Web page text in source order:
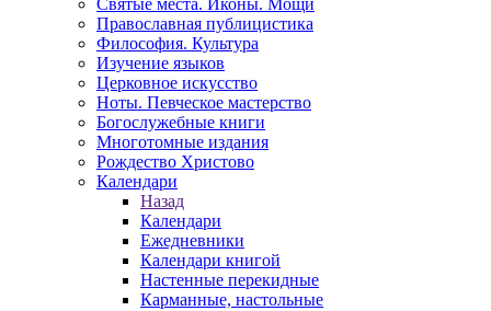
Святые места. Иконы. Мощи
Православная публицистика
Философия. Культура
Изучение языков
Церковное искусство
Ноты. Певческое мастерство
Богослужебные книги
Многотомные издания
Рождество Христово
Календари
Назад
Календари
Ежедневники
Календари книгой
Настенные перекидные
Карманные, настольные